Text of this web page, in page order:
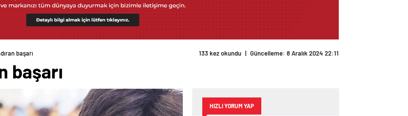
başarı 133 kez okundu | Güncelleme: 8 Aralık 2024 22:11
başarı
HIZLI YORUM YAP